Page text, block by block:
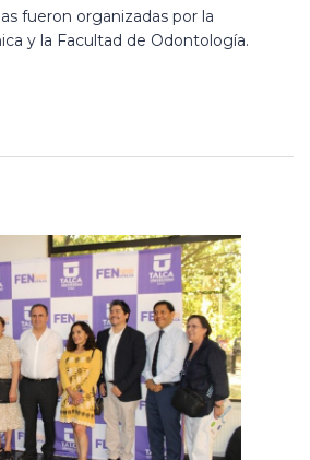
fueron organizadas por la
y la Facultad de Odontología.